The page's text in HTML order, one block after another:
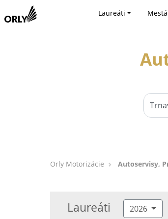
Laureáti Mestá
Orly Motorizácie Autoservisy,
Laureáti 2026